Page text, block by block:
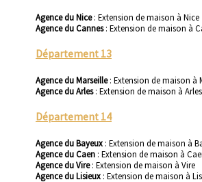
Agence du Nice: Extension de maison à Nice
Agence du Cannes: Extension de maison à
Département 13
Agence du Marseille: Extension de maison à
Agence du Arles: Extension de maison à Arles
Département 14
Agence du Bayeux : Extension de maison à
Agence du Caen : Extension de maison à
Agence du Vire: Extension de maison à Vire
Agence du Lisieux : Extension de maison à